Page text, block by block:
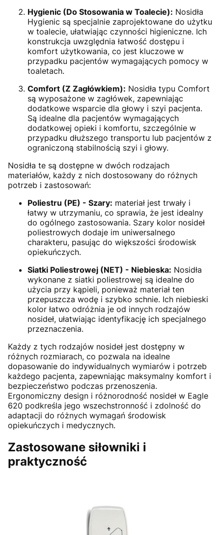
Hygienic (Do Stosowania w Toalecie): Nosidła
Hygienic są specjalnie zaprojektowane do użytku
w toalecie, ułatwiając czynności higieniczne. Ich
konstrukcja uwzględnia łatwość dostępu i
komfort użytkowania, co jest kluczowe w
przypadku pacjentów wymagających pomocy w
toaletach.
Comfort (Z Zagłówkiem): Nosidła typu Comfort
są wyposażone w zagłówek, zapewniając
dodatkowe wsparcie dla głowy i szyi pacjenta.
Są idealne dla pacjentów wymagających
dodatkowej opieki i komfortu, szczególnie w
przypadku dłuższego transportu lub pacjentów z
ograniczoną stabilnością szyi i głowy.
Nosidła te są dostępne w dwóch rodzajach
materiałów, każdy z nich dostosowany do różnych
potrzeb i zastosowań:
Poliestru (PE) - Szary: materiał jest trwały i
łatwy w utrzymaniu, co sprawia, że jest idealny
do ogólnego zastosowania. Szary kolor nosideł
poliestrowych dodaje im uniwersalnego
charakteru, pasując do większości środowisk
opiekuńczych.
Siatki Poliestrowej (NET) - Niebieska: Nosidła
wykonane z siatki poliestrowej są idealne do
użycia przy kąpieli, ponieważ materiał ten
przepuszcza wodę i szybko schnie. Ich niebieski
kolor łatwo odróżnia je od innych rodzajów
nosideł, ułatwiając identyfikację ich specjalnego
przeznaczenia.
Każdy z tych rodzajów nosideł jest dostępny w
różnych rozmiarach, co pozwala na idealne
dopasowanie do indywidualnych wymiarów i potrzeb
każdego pacjenta, zapewniając maksymalny komfort i
bezpieczeństwo podczas przenoszenia.
Ergonomiczny design i różnorodność nosideł w Eagle
620 podkreśla jego wszechstronność i zdolność do
adaptacji do różnych wymagań środowisk
opiekuńczych i medycznych.
Zastosowane siłowniki i
praktyczność